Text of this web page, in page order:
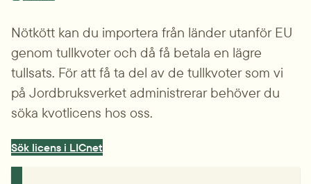
Nötkött kan du importera från länder utanför EU
genom tullkvoter och då få betala en lägre
tullsats. För att få ta del av de tullkvoter som vi
på Jordbruksverket administrerar behöver du
söka kvotlicens hos oss.
Sök licens i LICnet